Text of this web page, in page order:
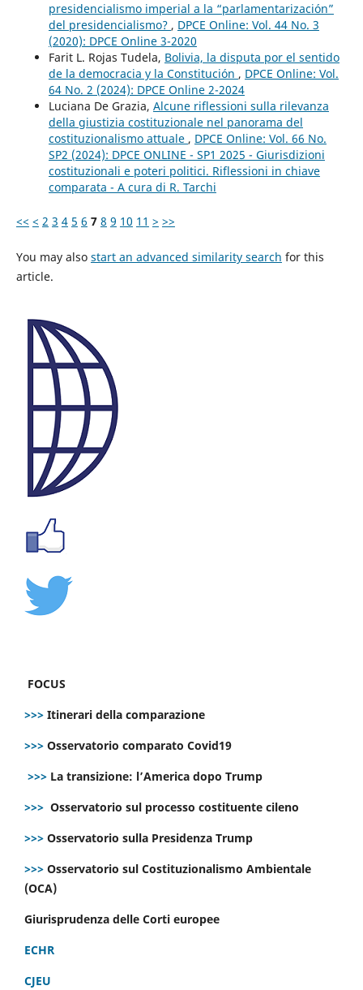
presidencialismo imperial a la “parlamentarización”
del presidencialismo? , DPCE Online: Vol. 44 No. 3
(2020): DPCE Online 3-2020
Farit L. Rojas Tudela, Bolivia, la disputa por el sentido
de la democracia y la Constitución , DPCE Online: Vol.
64 No. 2 (2024): DPCE Online 2-2024
Luciana De Grazia, Alcune riflessioni sulla rilevanza
della giustizia costituzionale nel panorama del
costituzionalismo attuale , DPCE Online: Vol. 66 No.
SP2 (2024): DPCE ONLINE - SP1 2025 - Giurisdizioni
costituzionali e poteri politici. Riflessioni in chiave
comparata - A cura di R. Tarchi
<< < 2 3 4 5 6 7 8 9 10 11 > >>
You may also start an advanced similarity search for this
article.
FOCUS
>>> Itinerari della comparazione
>>> Osservatorio comparato Covid19
>>> La transizione: l’America dopo Trump
>>> Osservatorio sul processo costituente cileno
>>> Osservatorio sulla Presidenza Trump
>>> Osservatorio sul Costituzionalismo Ambientale
(OCA)
Giurisprudenza delle Corti europee
ECHR
CJEU